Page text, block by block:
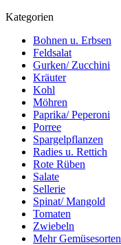
Kategorien
Bohnen u. Erbsen
Feldsalat
Gurken/ Zucchini
Kräuter
Kohl
Möhren
Paprika/ Peperoni
Porree
Spargelpflanzen
Radies u. Rettich
Rote Rüben
Salate
Sellerie
Spinat/ Mangold
Tomaten
Zwiebeln
Mehr Gemüsesorten